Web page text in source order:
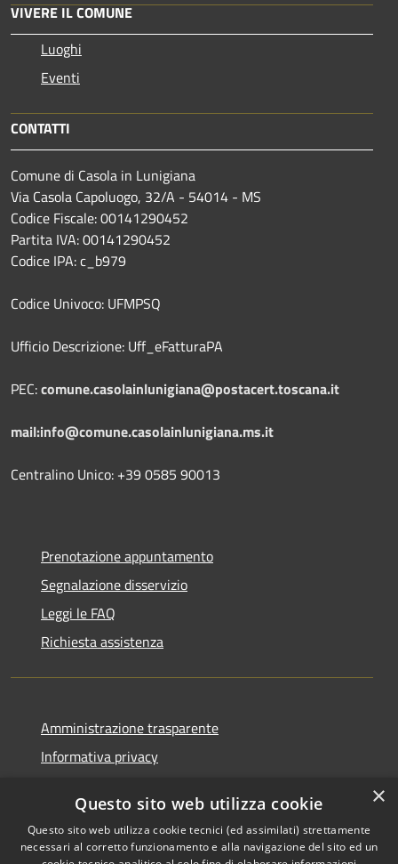
VIVERE IL COMUNE
Luoghi
Eventi
CONTATTI
Comune di Casola in Lunigiana
Via Casola Capoluogo, 32/A - 54014 - MS
Codice Fiscale: 00141290452
Partita IVA: 00141290452
Codice IPA: c_b979
Codice Univoco: UFMPSQ
Ufficio Descrizione: Uff_eFatturaPA
PEC:comune.casolainlunigiana@postacert.toscana.it
mail:info@comune.casolainlunigiana.ms.it
Centralino Unico: +39 0585 90013
Prenotazione appuntamento
Segnalazione disservizio
Leggi le FAQ
Richiesta assistenza
Amministrazione trasparente
Informativa privacy
Dichiarazione di accessibilità
×
Questo sito web utilizza cookie
Questo sito web utilizza cookie tecnici (ed assimilati) strettamente
necessari al corretto funzionamento e alla navigazione del sito ed un